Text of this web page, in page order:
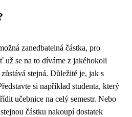
zanedbatelná částka, pro
už se na to díváme z jakéhokoli
stejná. Důležité je, jak s
si například studenta, který
učebnice na celý semestr. Nebo
částku nakoupí dostatek